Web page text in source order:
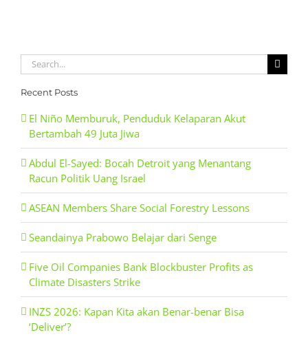
Search
for:
Recent Posts
El Niño Memburuk, Penduduk Kelaparan Akut
Bertambah 49 Juta Jiwa
Abdul El-Sayed: Bocah Detroit yang Menantang
Racun Politik Uang Israel
ASEAN Members Share Social Forestry Lessons
Seandainya Prabowo Belajar dari Senge
Five Oil Companies Bank Blockbuster Profits as
Climate Disasters Strike
INZS 2026: Kapan Kita akan Benar-benar Bisa
‘Deliver’?